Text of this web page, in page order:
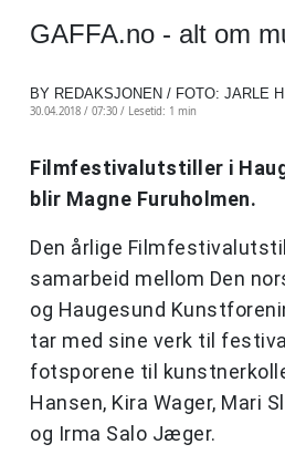
GAFFA.no - alt om
BY REDAKSJONEN / FOTO: JARLE
30.04.2018 / 07:30 / Lesetid: 1 min
Filmfestivalutstiller i
blir Magne Furuholmen.
Den årlige
samarbeid mellom Den
og Haugesund
tar med sine verk til
fotsporene til
Hansen, Kira Wager, Mari
og Irma Salo Jæger.